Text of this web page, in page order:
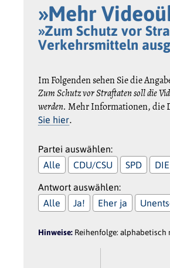
»Mehr
»Zum Schutz vor
Verkehrsmitteln
Im Folgenden sehen Sie die
Zum Schutz vor Straftaten soll die
werden. Mehr Informationen, die
Sie hier.
Partei auswählen:
Alle
CDU/CSU SPD
Antwort auswählen:
Alle
Ja! Eher ja
Hinweise: Reihenfolge: alphabetisch